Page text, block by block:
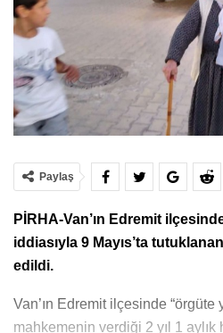
Paylaş
PİRHA-Van’ın Edremit
iddiasıyla 9 Mayıs’ta
edildi.
Van’ın Edremit ilçesinde “örgüte
mahkemenin verdiği 2 yıl 1 aylık